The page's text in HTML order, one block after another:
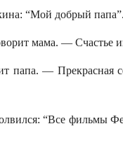
“Мой добрый
мама. — Счастье
— Прекрасная
“Все фильмы